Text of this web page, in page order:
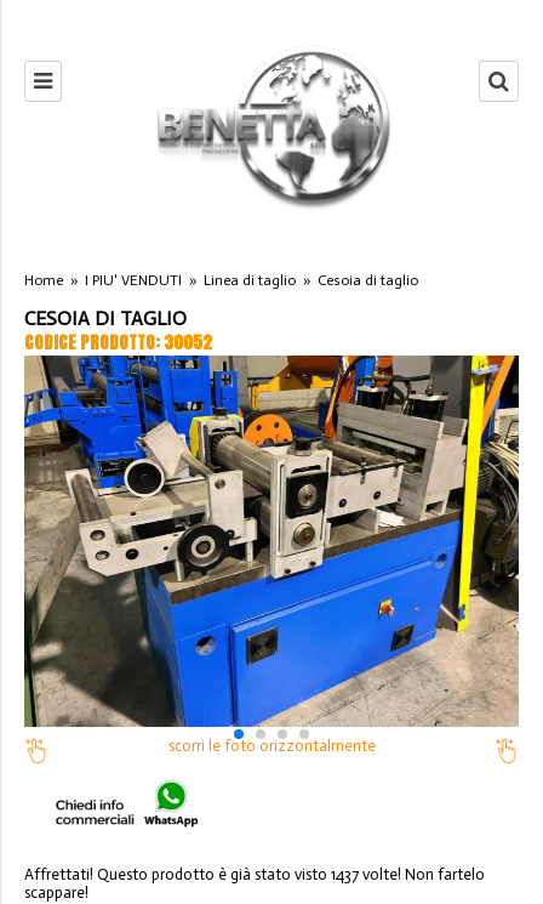
Home » I PIU' VENDUTI » Linea di taglio » Cesoia di taglio
CESOIA DI TAGLIO
CODICE PRODOTTO: 30052
scorri le foto orizzontalmente
Affrettati! Questo prodotto è già stato visto 1437 volte! Non fartelo
scappare!